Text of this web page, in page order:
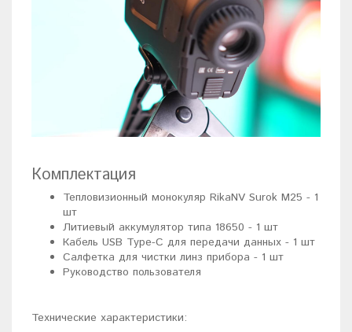
Комплектация
Тепловизионный монокуляр RikaNV Surok M25 - 1
шт
Литиевый аккумулятор типа 18650 - 1 шт
Кабель USB Type-C для передачи данных - 1 шт
Салфетка для чистки линз прибора - 1 шт
Руководство пользователя
Технические характеристики: